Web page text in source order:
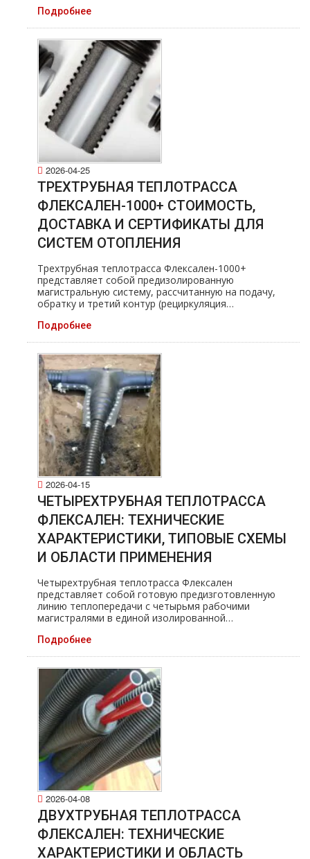
Подробнее
2026-04-25
ТРЕХТРУБНАЯ ТЕПЛОТРАССА
ФЛЕКСАЛЕН-1000+ СТОИМОСТЬ,
ДОСТАВКА И СЕРТИФИКАТЫ ДЛЯ
СИСТЕМ ОТОПЛЕНИЯ
Трехтрубная теплотрасса Флексален-1000+
представляет собой предизолированную
магистральную систему, рассчитанную на подачу,
обратку и третий контур (рециркуляция…
Подробнее
2026-04-15
ЧЕТЫРЕХТРУБНАЯ ТЕПЛОТРАССА
ФЛЕКСАЛЕН: ТЕХНИЧЕСКИЕ
ХАРАКТЕРИСТИКИ, ТИПОВЫЕ СХЕМЫ
И ОБЛАСТИ ПРИМЕНЕНИЯ
Четырехтрубная теплотрасса Флексален
представляет собой готовую предизготовленную
линию теплопередачи с четырьмя рабочими
магистралями в единой изолированной…
Подробнее
2026-04-08
ДВУХТРУБНАЯ ТЕПЛОТРАССА
ФЛЕКСАЛЕН: ТЕХНИЧЕСКИЕ
ХАРАКТЕРИСТИКИ И ОБЛАСТЬ